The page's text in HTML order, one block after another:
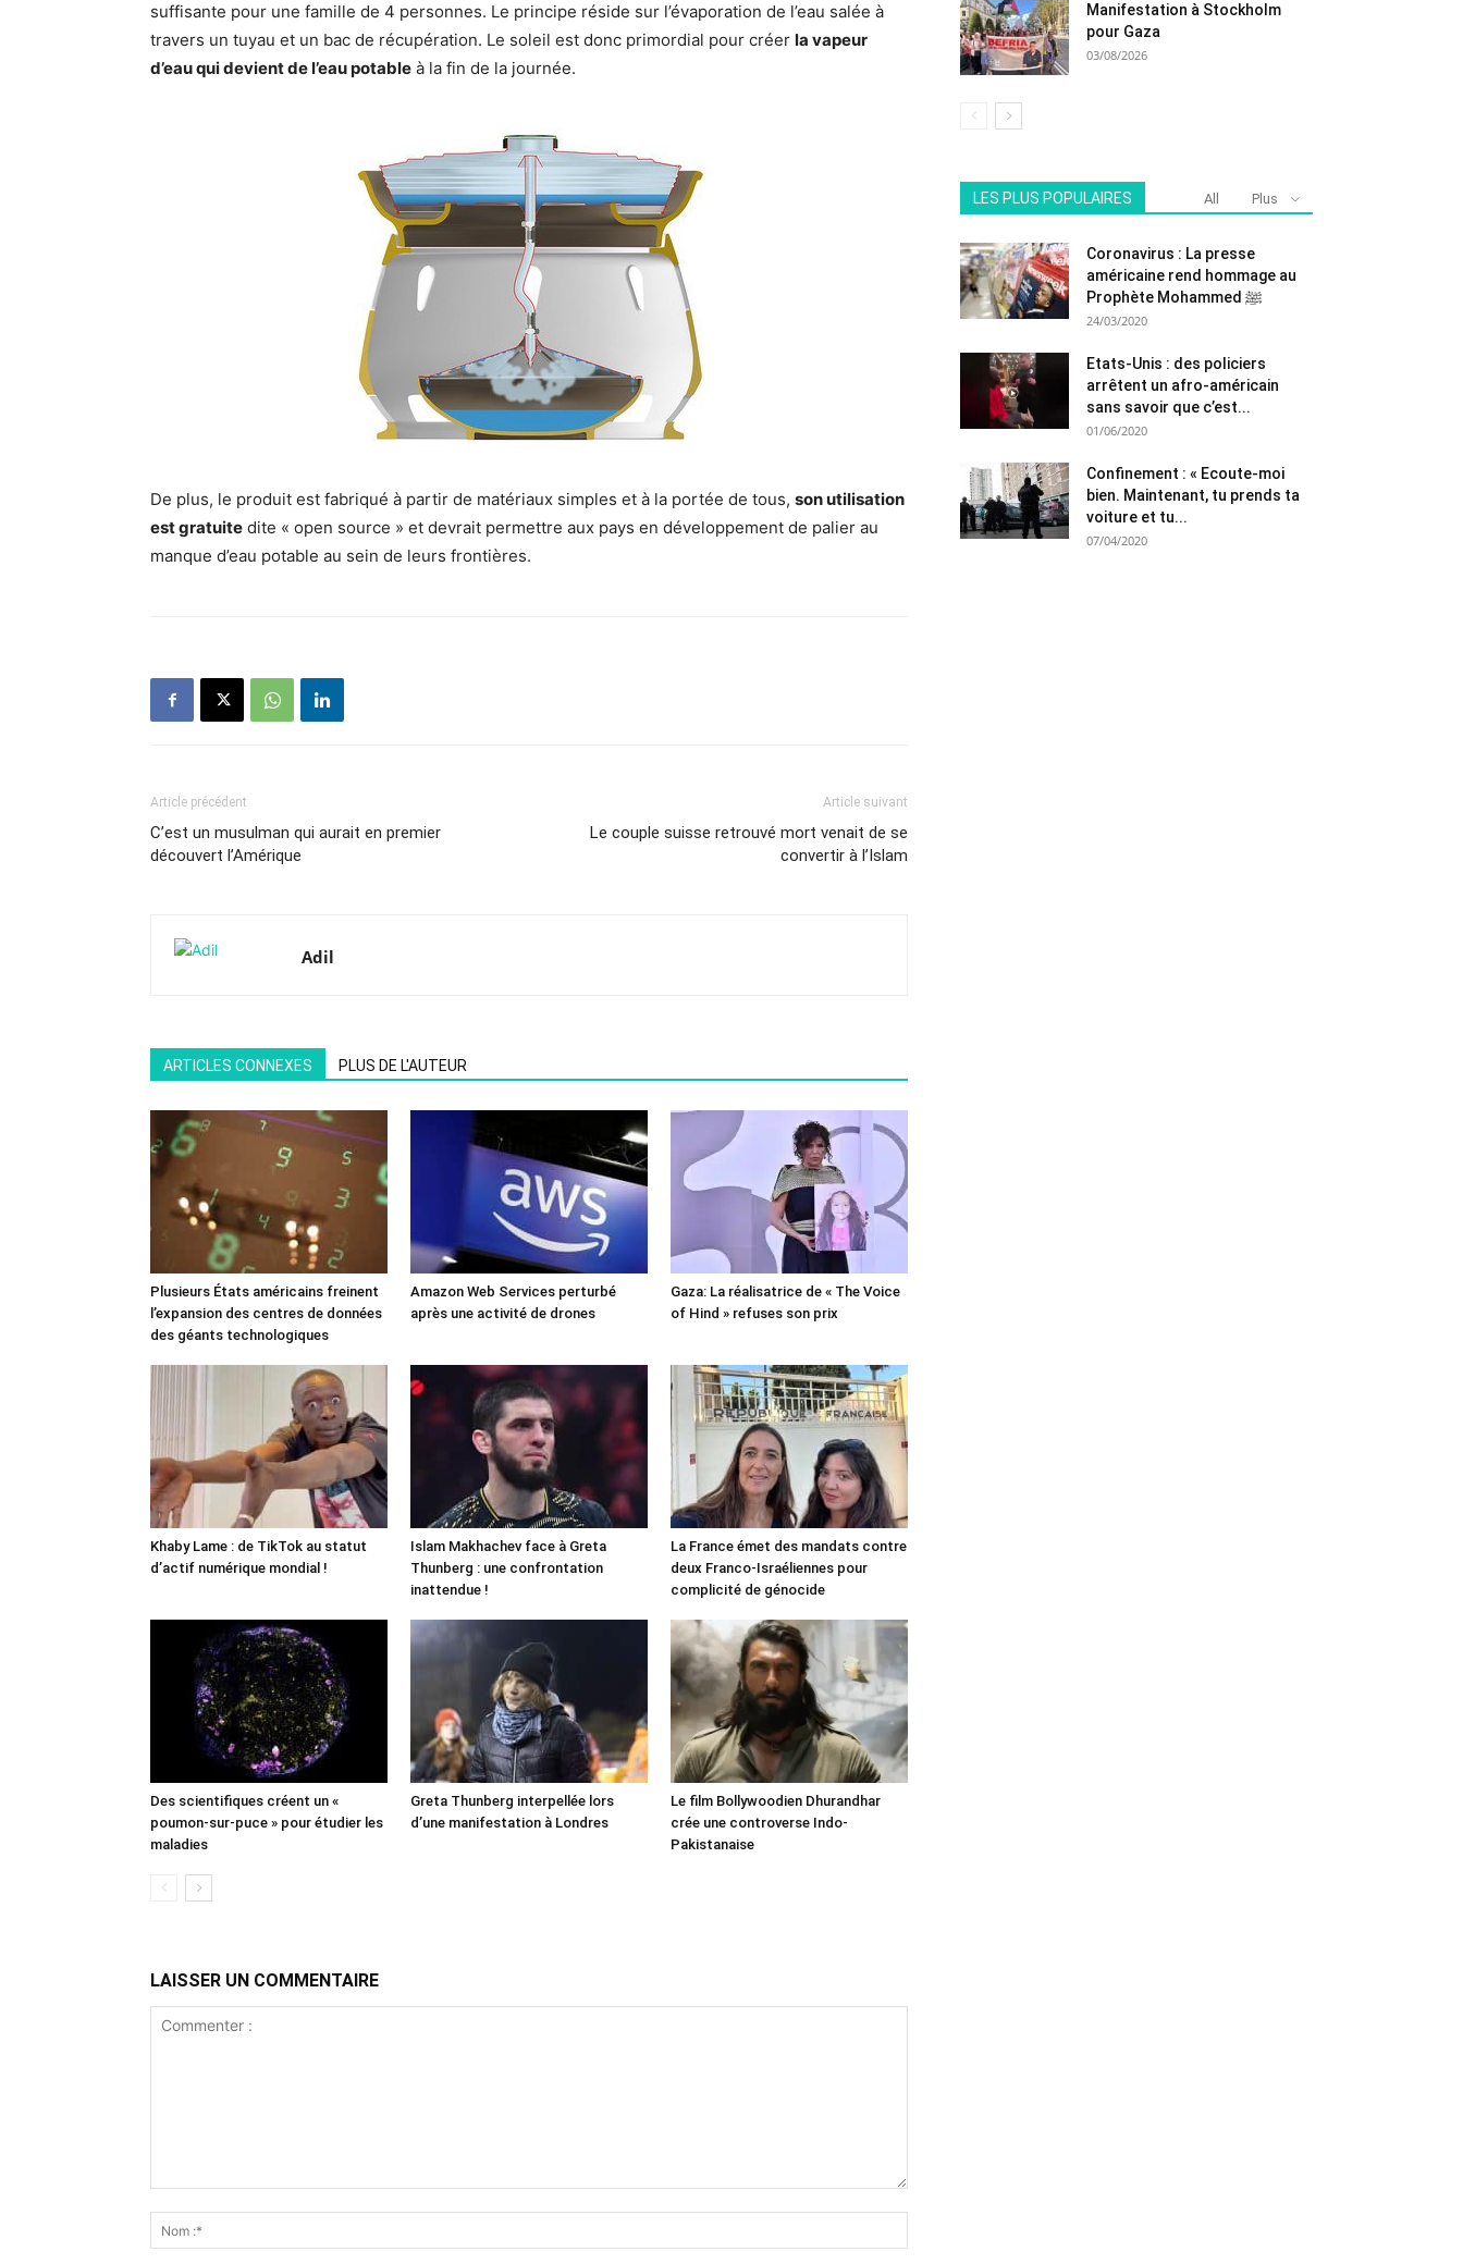
suffisante pour une famille de 4 personnes. Le principe réside sur l’évaporation de l’eau salée à
travers un tuyau et un bac de récupération. Le soleil est donc primordial pour créer la vapeur
d’eau qui devient de l’eau potable à la fin de la journée.
De plus, le produit est fabriqué à partir de matériaux simples et à la portée de tous, son utilisation
est gratuite dite « open source » et devrait permettre aux pays en développement de palier au
manque d’eau potable au sein de leurs frontières.
Article précédent
C’est un musulman qui aurait en premier
découvert l’Amérique
Article suivant
Le couple suisse retrouvé mort venait de se
convertir à l’Islam
Adil
ARTICLES CONNEXES PLUS DE L'AUTEUR
Plusieurs États américains freinent
l’expansion des centres de données
des géants technologiques
Amazon Web Services perturbé
après une activité de drones
Gaza: La réalisatrice de « The Voice
of Hind » refuses son prix
Khaby Lame : de TikTok au statut
d’actif numérique mondial !
Islam Makhachev face à Greta
Thunberg : une confrontation
inattendue !
La France émet des mandats contre
deux Franco-Israéliennes pour
complicité de génocide
Des scientifiques créent un «
poumon-sur-puce » pour étudier les
maladies
Greta Thunberg interpellée lors
d’une manifestation à Londres
Le film Bollywoodien Dhurandhar
crée une controverse Indo-
Pakistanaise
LAISSER UN COMMENTAIRE
Manifestation à Stockholm
pour Gaza
03/08/2026
LES PLUS POPULAIRES All Plus
Coronavirus : La presse
américaine rend hommage au
Prophète Mohammed ﷺ
24/03/2020
Etats-Unis : des policiers
arrêtent un afro-américain
sans savoir que c’est...
01/06/2020
Confinement : « Ecoute-moi
bien. Maintenant, tu prends ta
voiture et tu...
07/04/2020